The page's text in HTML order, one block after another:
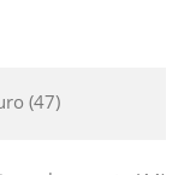
47